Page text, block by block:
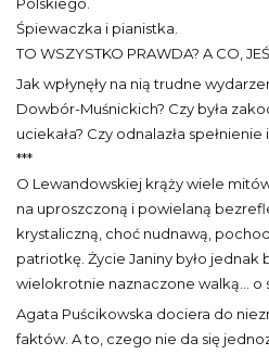
Śpiewaczka i pianistka.
TO WSZYSTKO PRAWDA? A CO,
Jak wpłynęły na nią trudne
Dowbór-Muśnickich? Czy była
uciekała? Czy odnalazła spełnienie
***
O Lewandowskiej krąży wiele
na uproszczoną i powielaną
krystaliczną, choć nudnawą,
patriotkę. Życie Janiny było
wielokrotnie naznaczone walką... o
Agata Puścikowska dociera do
faktów. A to, czego nie da się